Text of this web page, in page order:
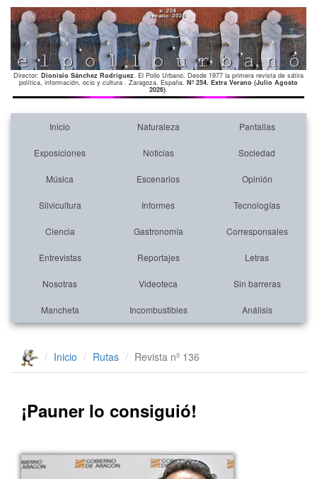
Director: Dionisio Sánchez Rodríguez. El Pollo Urbano. Desde 1977 la primera revista de sátira
política, información, ocio y cultura . Zaragoza. España. Nº 254. Extra Verano (Julio Agosto
2026).
Inicio Naturaleza Pantallas
Exposiciones Noticias Sociedad
Música Escenarios Opinión
Silvicultura Informes Tecnologías
Ciencia Gastronomía Corresponsales
Entrevistas Reportajes Letras
Nosotras Videoteca Sin barreras
Mancheta Incombustibles Análisis
Inicio Rutas Revista nº 136
¡Pauner lo consiguió!